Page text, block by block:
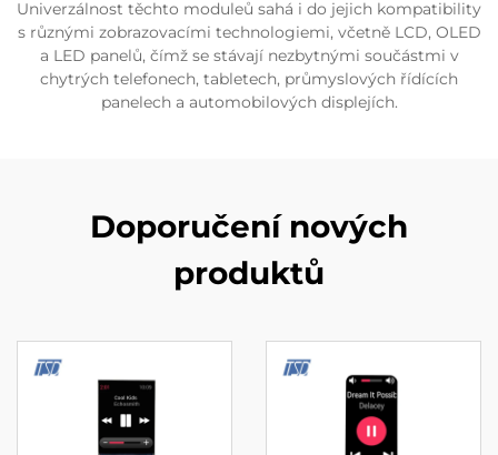
Univerzálnost těchto moduleů sahá i do jejich kompatibility
s různými zobrazovacími technologiemi, včetně LCD, OLED
a LED panelů, čímž se stávají nezbytnými součástmi v
chytrých telefonech, tabletech, průmyslových řídících
panelech a automobilových displejích.
Doporučení nových
produktů